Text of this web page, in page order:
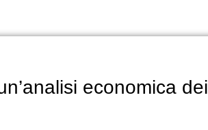
economica dei